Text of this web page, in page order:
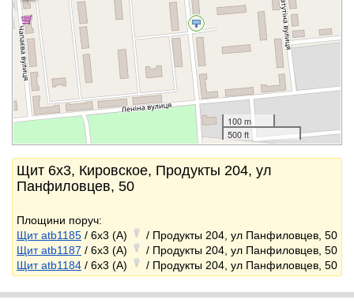
100 m
500 ft
Щит 6x3, Кировское, Продукты 204, ул
Панфиловцев, 50
Площини поруч:
Щит atb1185 / 6x3 (A)
/ Продукты 204, ул Панфиловцев, 50
Щит atb1187 / 6x3 (A)
/ Продукты 204, ул Панфиловцев, 50
Щит atb1184 / 6x3 (A) / Продукты 204, ул Панфиловцев, 50